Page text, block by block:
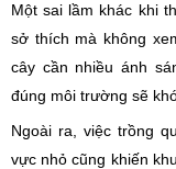
Một sai lầm khác khi
sở thích mà không
cây cần nhiều ánh
đúng môi trường sẽ
Ngoài ra, việc trồng
vực nhỏ cũng khiến